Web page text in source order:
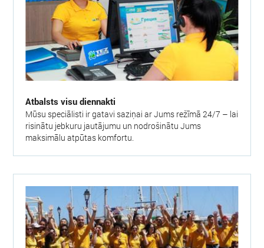
Atbalsts visu diennakti
Mūsu speciālisti ir gatavi saziņai ar Jums režīmā 24/7 – lai
risinātu jebkuru jautājumu un nodrošinātu Jums
maksimālu atpūtas komfortu.